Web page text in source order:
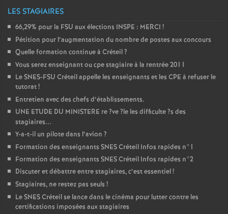
LES STAGIAIRES
66,29% pour la FSU aux élections INSPE : MERCI !
Pétition pour l’augmentation du nombre de postes aux concours
Quelle formation continue à Créteil?
Vous serez enseignant ou cpe stagiaire à la rentrée 2011
LeSNES-FSU Créteil appelle les enseignants et les CPE à refuser le
tutorat!
Entretien avec des chefs d’établissements.
UNE ETUDE DU MINISTERE re?ve?le les difficulte?s des
stagiaires...
Y-a-t-il un pilote dans l’avion ?
Formation des enseignants SNESCréteil Infos rapides n°1
Formation des enseignants SNESCréteil Infos rapides n°2
Discuter et débattre entre stagiaires, c’est essentiel!
Stagiaires, ne restez pas seuls !
LeSNESCréteil se lance dans le cinéma pour lutter contre les
certifications imposées aux stagiaires